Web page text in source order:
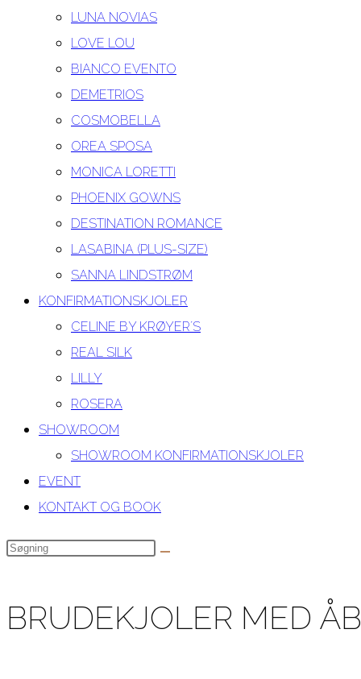
LUNA NOVIAS
LOVE LOU
BIANCO EVENTO
DEMETRIOS
COSMOBELLA
OREA SPOSA
MONICA LORETTI
PHOENIX GOWNS
DESTINATION ROMANCE
LASABINA (PLUS-SIZE)
SANNA LINDSTRØM
KONFIRMATIONSKJOLER
CELINE BY KRØYER´S
REAL SILK
LILLY
ROSERA
SHOWROOM
SHOWROOM KONFIRMATIONSKJOLER
EVENT
KONTAKT OG BOOK
Search
BRUDEKJOLER MED